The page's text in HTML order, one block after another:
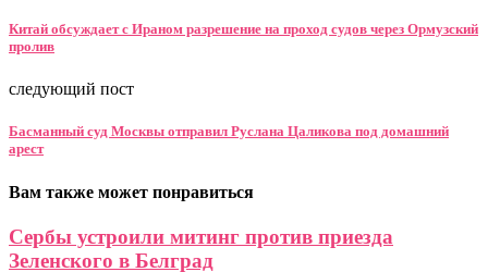
Китай обсуждает с Ираном разрешение на проход судов через Ормузский
пролив
следующий пост
Басманный суд Москвы отправил Руслана Цаликова под домашний
арест
Вам также может понравиться
Сербы устроили митинг против приезда
Зеленского в Белград